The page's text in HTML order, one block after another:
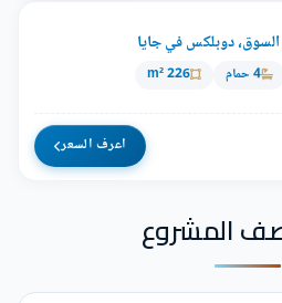
دوبلكس في جايا
4 حمام 226 m²
اعرف السعر
المشروع